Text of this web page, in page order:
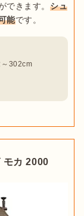
できます。 シュ
能
302cm
モカ 2000